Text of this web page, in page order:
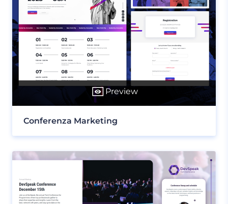
Preview
Conferenza Marketing